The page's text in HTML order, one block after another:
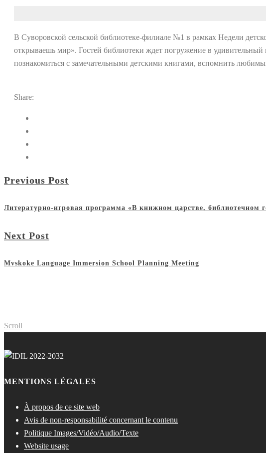
В Суворовской сельской библиотеке-филиале №1 в рамках Недели
открываешь мир». Гостей библиотеки ждет погружение в
познакомиться с замечательными детскими книгами, вспомнить
Share:
Previous Post
Литературно-игровая программа «В книжном царстве, библиотечном
Next Post
Mvskoke Language Immersion School Planning Meeting
Scroll
MENTIONS LÉGALES
À propos de ce site web
Avis de non-responsabilité concernant le contenu
Politique Images/Vidéo/Audio/Texte
Website usage